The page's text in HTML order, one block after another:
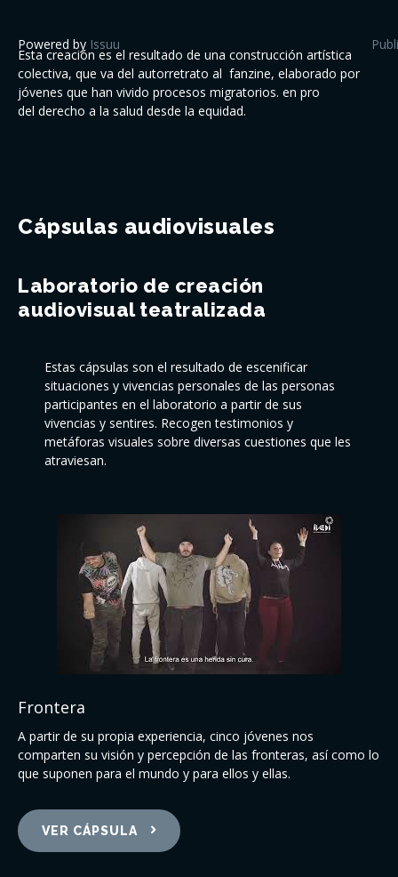
Powered by Issuu
Esta creación es el resultado de una construcción artística
colectiva, que va del autorretrato al fanzine, elaborado por
jóvenes que han vivido procesos migratorios. en pro
del derecho a la salud desde la equidad.
Cápsulas audiovisuales
Laboratorio de creación
audiovisual teatralizada
Estas cápsulas son el resultado de escenificar
situaciones y vivencias personales de las personas
participantes en el laboratorio a partir de sus
vivencias y sentires. Recogen testimonios y
metáforas visuales sobre diversas cuestiones que les
atraviesan.
Frontera
A partir de su propia experiencia, cinco jóvenes nos
comparten su visión y percepción de las fronteras, así como lo
que suponen para el mundo y para ellos y ellas.
VER CÁPSULA